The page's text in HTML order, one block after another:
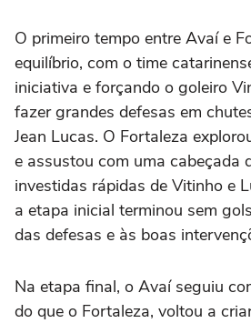
O primeiro tempo entre Avaí e
equilíbrio, com o time
iniciativa e forçando o goleiro
fazer grandes defesas em
Jean Lucas. O Fortaleza
e assustou com uma cabeçada
investidas rápidas de Vitinho e
a etapa inicial terminou sem
das defesas e às boas
Na etapa final, o Avaí seguiu
do que o Fortaleza, voltou a